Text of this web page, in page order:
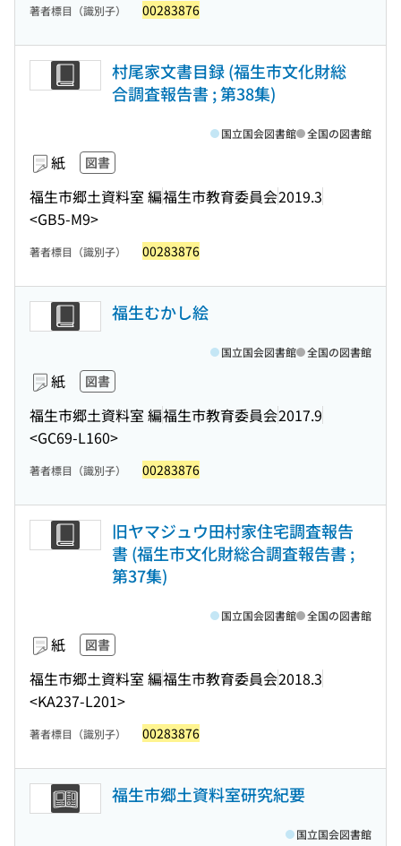
著者標目（識別子） 00283876
村尾家文書目録 (福生市文化財総
合調査報告書 ; 第38集)
紙 図書
福生市郷土資料室 編福生市教育委員会2019.3
<GB5-M9>
国立国会図書館 全国の図書館
著者標目（識別子） 00283876
福生むかし絵
紙 図書
福生市郷土資料室 編福生市教育委員会2017.9
<GC69-L160>
国立国会図書館 全国の図書館
著者標目（識別子） 00283876
旧ヤマジュウ田村家住宅調査報告
書 (福生市文化財総合調査報告書 ;
第37集)
紙 図書
福生市郷土資料室 編福生市教育委員会2018.3
<KA237-L201>
国立国会図書館 全国の図書館
著者標目（識別子） 00283876
福生市郷土資料室研究紀要
国立国会図書館